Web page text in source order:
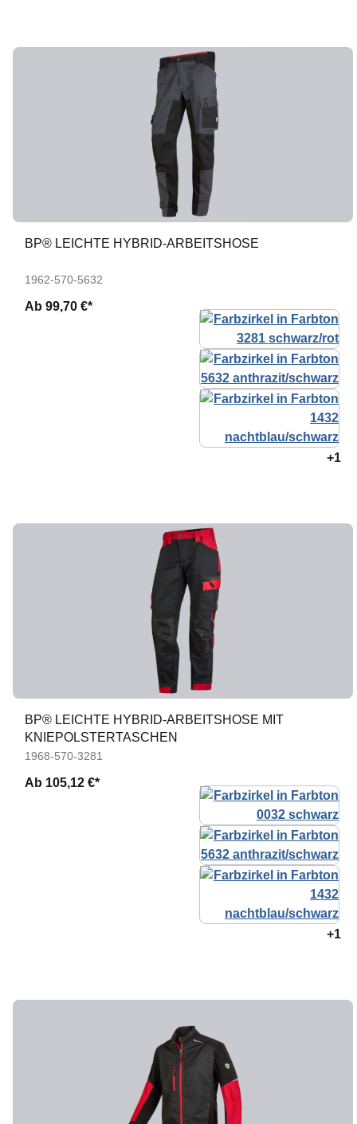
BP® LEICHTE HYBRID-ARBEITSHOSE
1962-570-5632
Ab 99,70 €*
+1
BP® LEICHTE HYBRID-ARBEITSHOSE MIT
KNIEPOLSTERTASCHEN
1968-570-3281
Ab 105,12 €*
+1